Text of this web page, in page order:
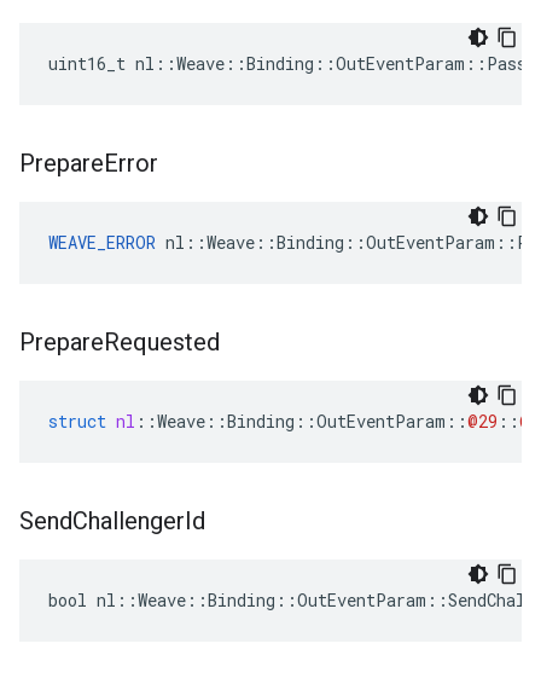
uint16_t
PrepareError
WEAVE_ERROR
PrepareRequested
struct nl ::Weave ::Binding ::OutEventParam ::@29 ::
SendChallengerId
bool